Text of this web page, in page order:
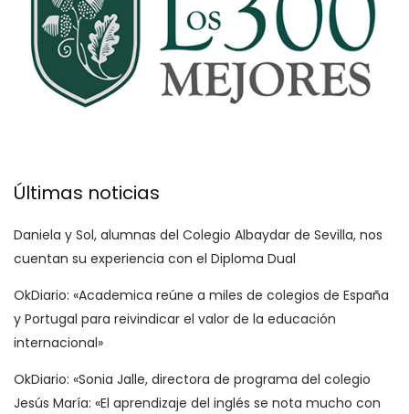
Últimas noticias
Daniela y Sol, alumnas del Colegio Albaydar de Sevilla, nos
cuentan su experiencia con el Diploma Dual
OkDiario: «Academica reúne a miles de colegios de España
y Portugal para reivindicar el valor de la educación
internacional»
OkDiario: «Sonia Jalle, directora de programa del colegio
Jesús María: «El aprendizaje del inglés se nota mucho con